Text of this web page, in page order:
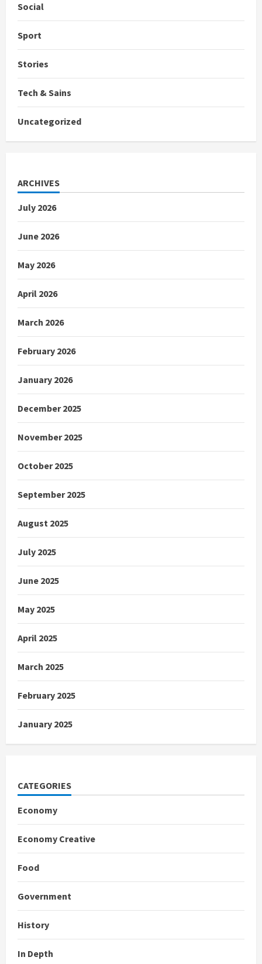
Social
Sport
Stories
Tech & Sains
Uncategorized
ARCHIVES
July 2026
June 2026
May 2026
April 2026
March 2026
February 2026
January 2026
December 2025
November 2025
October 2025
September 2025
August 2025
July 2025
June 2025
May 2025
April 2025
March 2025
February 2025
January 2025
CATEGORIES
Economy
Economy Creative
Food
Government
History
In Depth